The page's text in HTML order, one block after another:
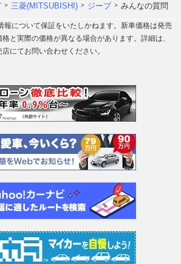
三菱(MITSUBISHI) ジープ みんなの質問
について保証をいたしかねます。新車価格は発売
と実際の価格が異なる場合があります。詳細は、
にてお問い合わせください。